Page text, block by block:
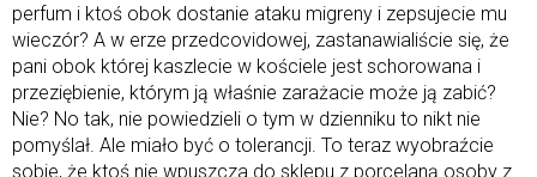
perfum i ktoś obok dostanie ataku migreny i zepsujecie mu
wieczór? A w erze przedcovidowej, zastanawialiście się, że
pani obok której kaszlecie w kościele jest schorowana i
przeziębienie, którym ją właśnie zarażacie może ją zabić?
Nie? No tak, nie powiedzieli o tym w dzienniku to nikt nie
pomyślał. Ale miało być o tolerancji. To teraz wyobraźcie
sobie, że ktoś nie wpuszcza do sklepu z porcelaną osoby z